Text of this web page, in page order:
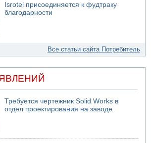
Isrotel присоединяется к фудтраку
благодарности
Все статьи сайта Потребитель
Требуется чертежник Solid Works в
отдел проектирования на заводе